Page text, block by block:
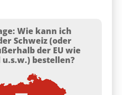
Wie kann ich
Schweiz (oder
der EU wie
bestellen?